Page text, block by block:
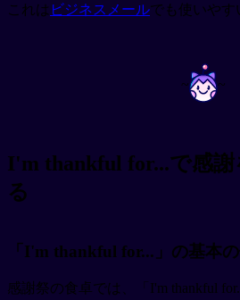
これは ビジネスメールでも使いやす
~ ~
I'm thankful for...で感謝
る
「I'm thankful for...」の基本
感謝祭の食卓では、「I'm thankful